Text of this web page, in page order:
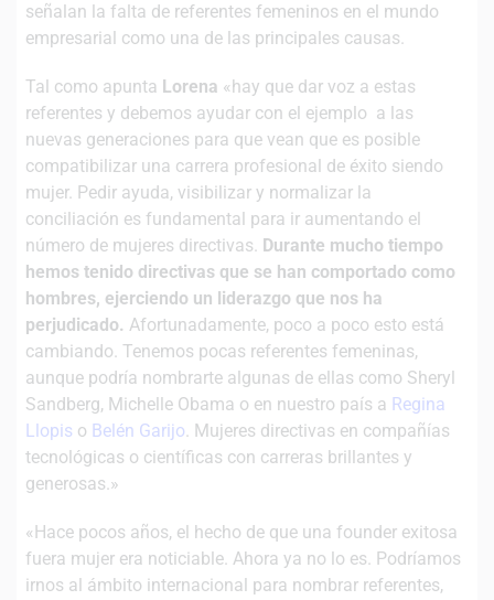
señalan la falta de referentes femeninos en el mundo
empresarial como una de las principales causas.
Tal como apunta Lorena «hay que dar voz a estas
referentes y debemos ayudar con el ejemplo a las
nuevas generaciones para que vean que es posible
compatibilizar una carrera profesional de éxito siendo
mujer. Pedir ayuda, visibilizar y normalizar la
conciliación es fundamental para ir aumentando el
número de mujeres directivas. Durante mucho tiempo
hemos tenido directivas que se han comportado como
hombres, ejerciendo un liderazgo que nos ha
perjudicado. Afortunadamente, poco a poco esto está
cambiando. Tenemos pocas referentes femeninas,
aunque podría nombrarte algunas de ellas como Sheryl
Sandberg, Michelle Obama o en nuestro país a Regina
Llopis o Belén Garijo. Mujeres directivas en compañías
tecnológicas o científicas con carreras brillantes y
generosas.»
«Hace pocos años, el hecho de que una founder exitosa
fuera mujer era noticiable. Ahora ya no lo es. Podríamos
irnos al ámbito internacional para nombrar referentes,